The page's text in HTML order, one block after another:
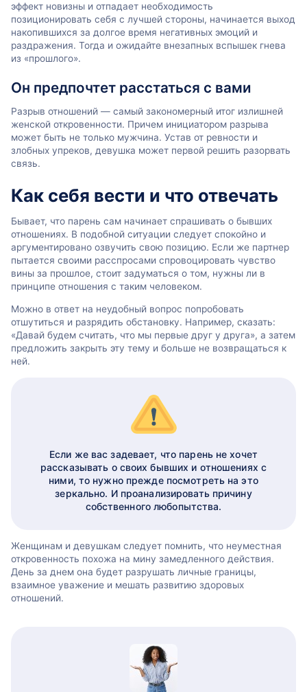
эффект новизны и отпадает необходимость
позиционировать себя с лучшей стороны, начинается выход
накопившихся за долгое время негативных эмоций и
раздражения. Тогда и ожидайте внезапных вспышек гнева
из «прошлого».
Он предпочтет расстаться с вами
Разрыв отношений — самый закономерный итог излишней
женской откровенности. Причем инициатором разрыва
может быть не только мужчина. Устав от ревности и
злобных упреков, девушка может первой решить разорвать
связь.
Как себя вести и что отвечать
Бывает, что парень сам начинает спрашивать о бывших
отношениях. В подобной ситуации следует спокойно и
аргументировано озвучить свою позицию. Если же партнер
пытается своими расспросами спровоцировать чувство
вины за прошлое, стоит задуматься о том, нужны ли в
принципе отношения с таким человеком.
Можно в ответ на неудобный вопрос попробовать
отшутиться и разрядить обстановку. Например, сказать:
«Давай будем считать, что мы первые друг у друга», а затем
предложить закрыть эту тему и больше не возвращаться к
ней.
Если же вас задевает, что парень не хочет
рассказывать о своих бывших и отношениях с
ними, то нужно прежде посмотреть на это
зеркально. И проанализировать причину
собственного любопытства.
Женщинам и девушкам следует помнить, что неуместная
откровенность похожа на мину замедленного действия.
День за днем она будет разрушать личные границы,
взаимное уважение и мешать развитию здоровых
отношений.